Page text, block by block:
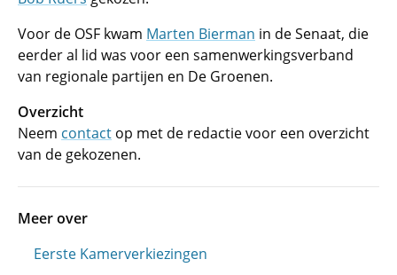
Voor de OSF kwam Marten Bierman in de Senaat, die
eerder al lid was voor een samenwerkingsverband
van regionale partijen en De Groenen.
Overzicht
Neem contact op met de redactie voor een overzicht
van de gekozenen.
Meer over
Eerste Kamerverkiezingen